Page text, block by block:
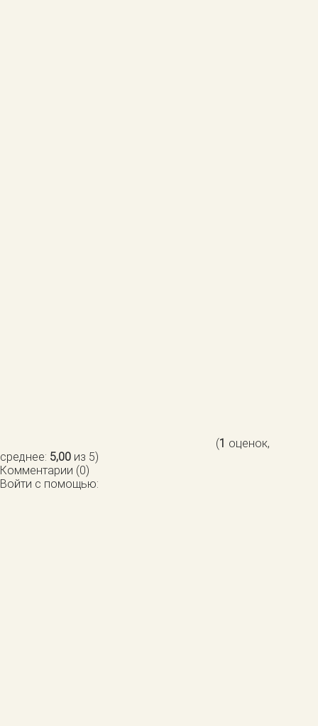
(1 оценок,
среднее: 5,00 из 5)
Комментарии (0)
Войти с помощью: